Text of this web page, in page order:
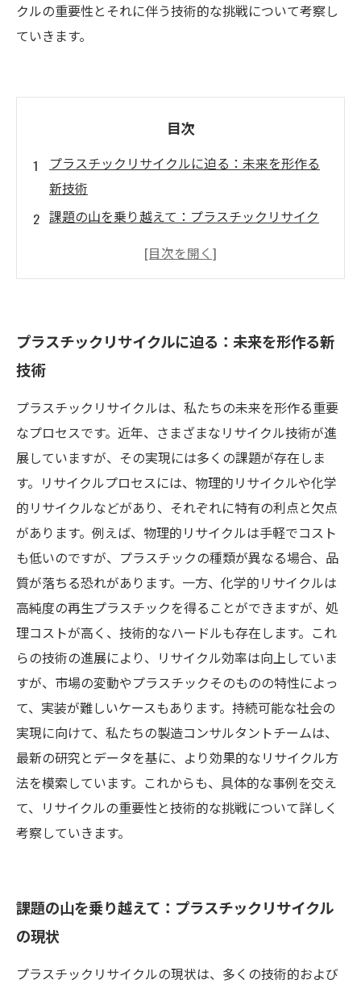
クルの重要性とそれに伴う技術的な挑戦について考察し
ていきます。
目次
プラスチックリサイクルに迫る：未来を形作る
新技術
課題の山を乗り越えて：プラスチックリサイク
持続可能な未来への道：リサイクル技術の重要
私たちの挑戦：製造コンサルタントチームの取
り組み
プラスチックリサイクルに迫る：未来を形作る新
技術
プラスチックリサイクルは、私たちの未来を形作る重要
なプロセスです。近年、さまざまなリサイクル技術が進
展していますが、その実現には多くの課題が存在しま
す。リサイクルプロセスには、物理的リサイクルや化学
的リサイクルなどがあり、それぞれに特有の利点と欠点
があります。例えば、物理的リサイクルは手軽でコスト
も低いのですが、プラスチックの種類が異なる場合、品
質が落ちる恐れがあります。一方、化学的リサイクルは
高純度の再生プラスチックを得ることができますが、処
理コストが高く、技術的なハードルも存在します。これ
らの技術の進展により、リサイクル効率は向上していま
すが、市場の変動やプラスチックそのものの特性によっ
て、実装が難しいケースもあります。持続可能な社会の
実現に向けて、私たちの製造コンサルタントチームは、
最新の研究とデータを基に、より効果的なリサイクル方
法を模索しています。これからも、具体的な事例を交え
て、リサイクルの重要性と技術的な挑戦について詳しく
考察していきます。
課題の山を乗り越えて：プラスチックリサイクル
の現状
プラスチックリサイクルの現状は、多くの技術的および